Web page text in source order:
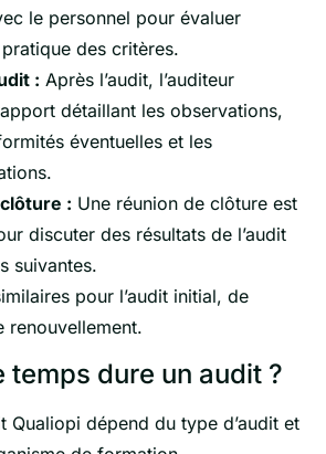
le personnel pour évaluer
des critères.
: Après l’audit, l’auditeur
détaillant les observations,
éventuelles et les
: Une réunion de clôture est
discuter des résultats de l’audit
suivantes.
pour l’audit initial, de
renouvellement.
temps dure un audit ?
Qualiopi dépend du type d’audit et